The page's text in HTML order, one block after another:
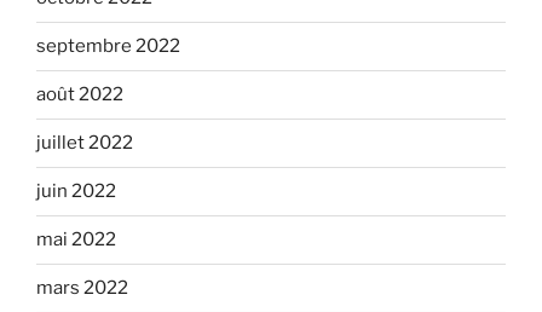
septembre 2022
août 2022
juillet 2022
juin 2022
mai 2022
mars 2022